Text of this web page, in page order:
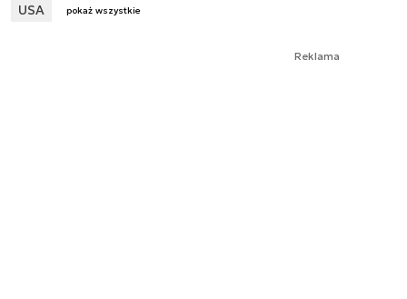
USA
pokaż wszystkie
Reklama